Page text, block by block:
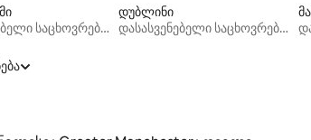
დასასვენებელი საცხოვრებლები
დუბლინი
დასასვენებელი საცხოვრებლები